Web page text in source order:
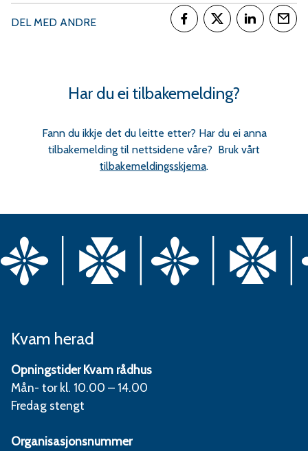
DEL MED ANDRE
Har du ei tilbakemelding?
Fann du ikkje det du leitte etter? Har du ei anna
tilbakemelding til nettsidene våre? Bruk vårt
tilbakemeldingsskjema.
Kvam herad
Opningstider Kvam rådhus
Mån- tor kl. 10.00 – 14.00
Fredag stengt
Organisasjonsnummer